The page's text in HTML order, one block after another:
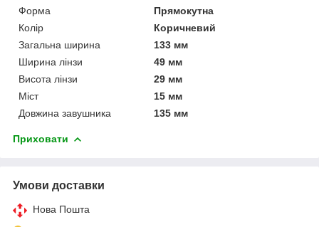
Форма
Прямокутна
Колір
Коричневий
Загальна ширина
133 мм
Ширина лінзи
49 мм
Висота лінзи
29 мм
Міст
15 мм
Довжина завушника
135 мм
Приховати
Умови доставки
Нова Пошта